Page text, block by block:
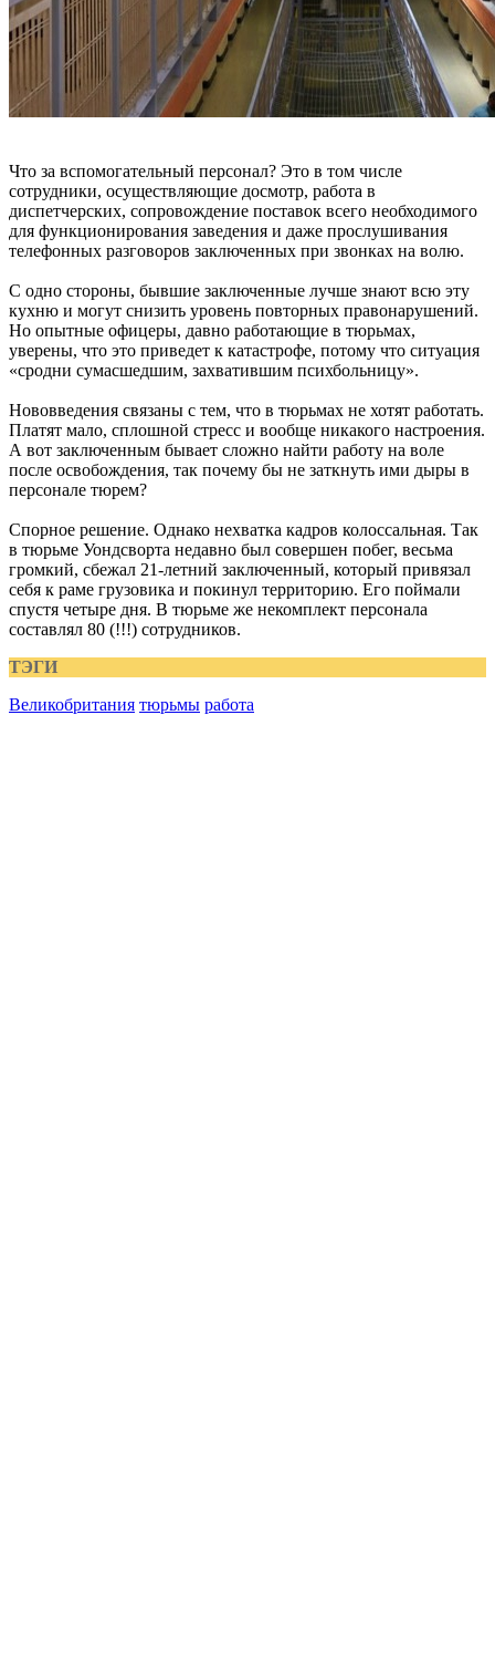
Что за вспомогательный персонал? Это в том числе
сотрудники, осуществляющие досмотр, работа в
диспетчерских, сопровождение поставок всего необходимого
для функционирования заведения и даже прослушивания
телефонных разговоров заключенных при звонках на волю.
С одно стороны, бывшие заключенные лучше знают всю эту
кухню и могут снизить уровень повторных правонарушений.
Но опытные офицеры, давно работающие в тюрьмах,
уверены, что это приведет к катастрофе, потому что ситуация
«сродни сумасшедшим, захватившим психбольницу».
Нововведения связаны с тем, что в тюрьмах не хотят работать.
Платят мало, сплошной стресс и вообще никакого настроения.
А вот заключенным бывает сложно найти работу на воле
после освобождения, так почему бы не заткнуть ими дыры в
персонале тюрем?
Спорное решение. Однако нехватка кадров колоссальная. Так
в тюрьме Уондсворта недавно был совершен побег, весьма
громкий, сбежал 21-летний заключенный, который привязал
себя к раме грузовика и покинул территорию. Его поймали
спустя четыре дня. В тюрьме же некомплект персонала
составлял 80 (!!!) сотрудников.
ТЭГИ
Великобритания тюрьмы работа